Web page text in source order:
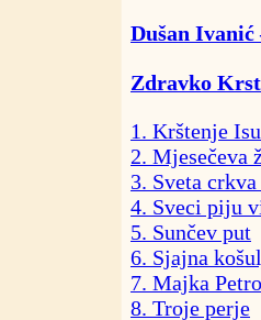
Dušan
Zdravko
1. Krštenje
2. Mjesečeva
3. Sveta
4. Sveci piju
5. Sunčev put
6. Sjajna
7. Majka
8. Troje perje